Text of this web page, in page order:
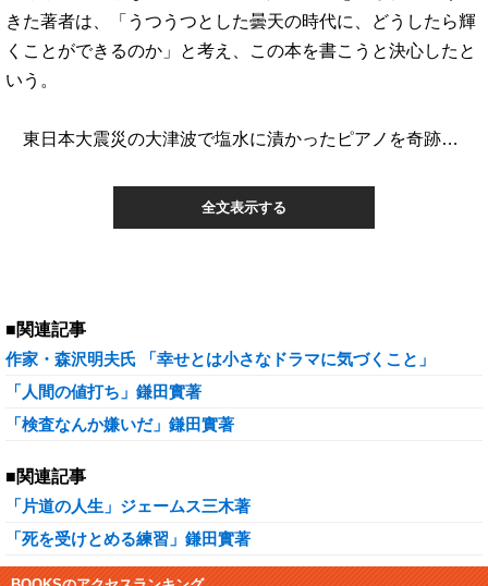
きた著者は、「うつうつとした曇天の時代に、どうしたら輝
くことができるのか」と考え、この本を書こうと決心したと
いう。
東日本大震災の大津波で塩水に漬かったピアノを奇跡…
全文表示する
■関連記事
作家・森沢明夫氏 「幸せとは小さなドラマに気づくこと」
「人間の値打ち」鎌田實著
「検査なんか嫌いだ」鎌田實著
■関連記事
「片道の人生」ジェームス三木著
「死を受けとめる練習」鎌田實著